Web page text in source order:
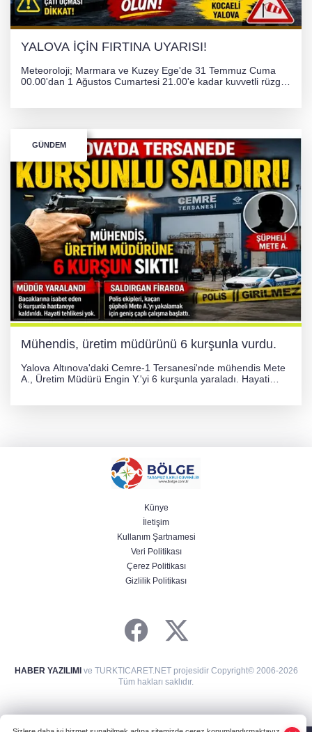
YALOVA İÇİN FIRTINA UYARISI!
Meteoroloji; Marmara ve Kuzey Ege'de 31 Temmuz Cuma
00.00'dan 1 Ağustos Cumartesi 21.00'e kadar kuvvetli rüzgar
GÜNDEM
Mühendis, üretim müdürünü 6 kurşunla vurdu.
Yalova Altınova'daki Cemre-1 Tersanesi'nde mühendis Mete
A., Üretim Müdürü Engin Y.'yi 6 kurşunla yaraladı. Hayati
Künye
İletişim
Kullanım Şartnamesi
Veri Politikası
Çerez Politikası
Gizlilik Politikası
HABER YAZILIMIve TURKTICARET.NET projesidir Copyright© 2006-2026
Tüm hakları saklıdır.